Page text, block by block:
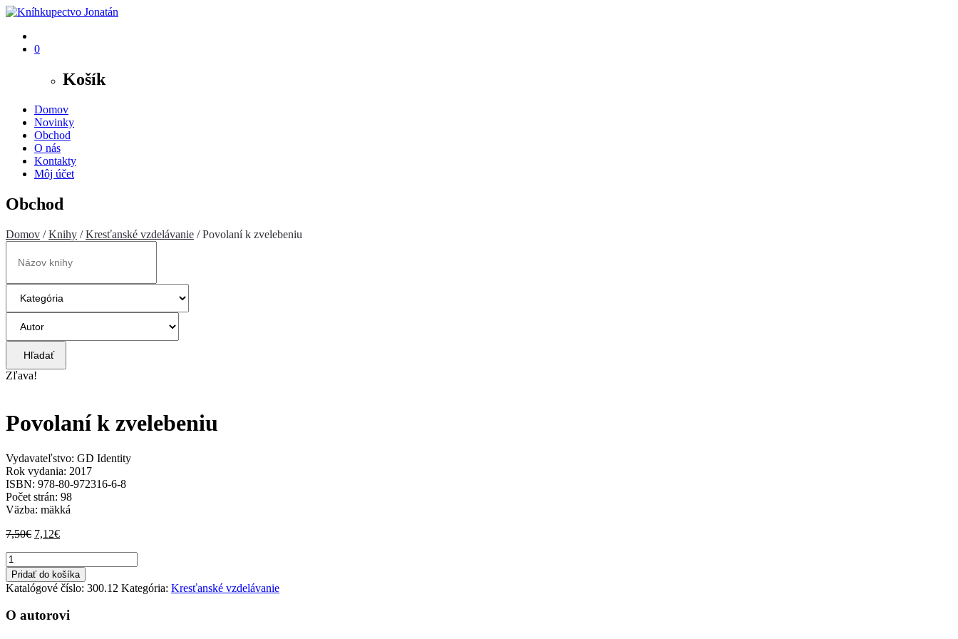
0
Košík
Domov
Novinky
Obchod
O nás
Kontakty
Môj účet
Obchod
Domov /Knihy /Kresťanské vzdelávanie / Povolaní k zvelebeniu
Hľadať
Zľava!
Povolaní k zvelebeniu
Vydavateľstvo: GD Identity
Rok vydania: 2017
ISBN: 978-80-972316-6-8
Počet strán: 98
Väzba: mäkká
7,50€ Pôvodná
7,50€.
7,12€Aktuálna
7,12€.
množstvo
Povolaní
k
zvelebeniu
Pridať do košíka
Katalógové číslo: 300.12 Kategória: Kresťanské vzdelávanie
O autorovi